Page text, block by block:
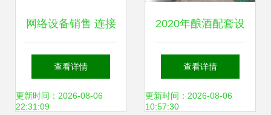
网络设备销售 连接
数字世界的关键桥
梁
查看详情
更新时间：2026-08-06
22:31:09
2020年酿酒配套设
备市场分析 价格、
报价与批发采购指
查看详情
更新时间：2026-08-06
10:57:30